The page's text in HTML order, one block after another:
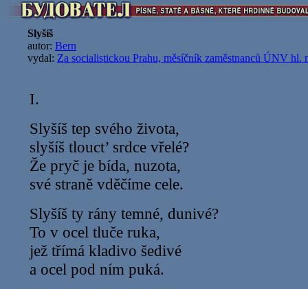
Slyšíš
autor: Bern
vydal: Za socialistickou Prahu, měsíčník zaměstnanců ÚNV hl.
I.
Slyšíš tep svého života,
slyšíš tlouct’ srdce vřelé?
Že pryč je bída, nuzota,
své straně vděčíme cele.
Slyšíš ty rány temné, dunivé?
To v ocel tluče ruka,
jež třímá kladivo šedivé
a ocel pod ním puká.